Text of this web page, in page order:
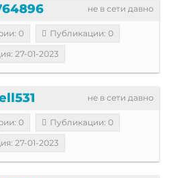
не в сети давно
0
Публикации: 0
27-01-2023
не в сети давно
0
Публикации: 0
27-01-2023